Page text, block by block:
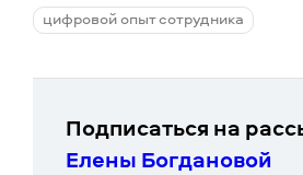
цифровой опыт сотрудника
Подписаться на
Елены Богдановой